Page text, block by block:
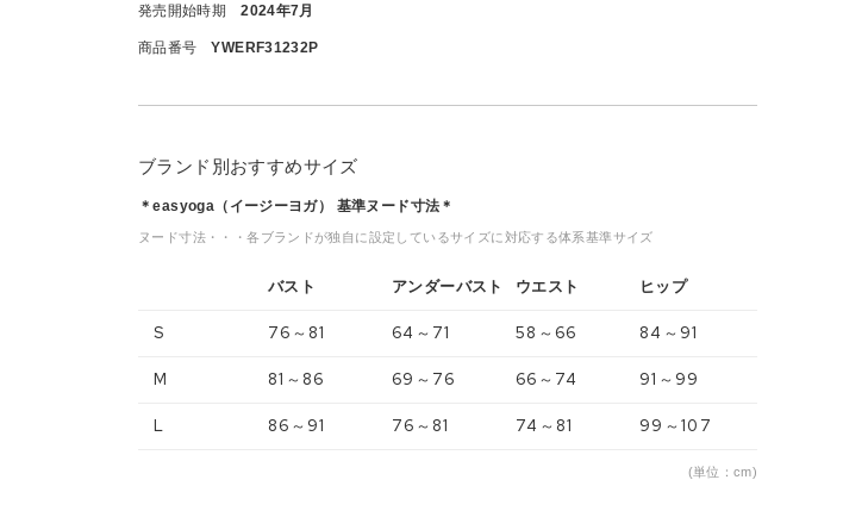
発売開始時期 2024年7月
商品番号 YWERF31232P
ブランド別おすすめサイズ
＊easyoga（イージーヨガ） 基準ヌード寸法＊
ヌード寸法・・・各ブランドが独自に設定しているサイズに対応する体系基準サイズ
バスト アンダーバスト ウエスト ヒップ
S 76～81 64～71 58～66 84～91
M 81～86 69～76 66～74 91～99
L 86～91 76～81 74～81 99～107
(単位：cm)